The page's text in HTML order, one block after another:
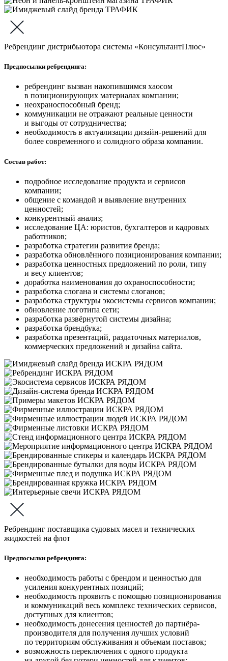
Ребрендинг дистрибьютора системы «КонсультантПлюс»
Предпосылки ребрендинга:
ребрендинг вызван накопившимся хаосом
в позиционирующих материалах компании;
неохраноспособный бренд;
коммуникации не отражают реальные ценности
и выгоды от сотрудничества;
необходимость в актуализации дизайн-решений для
более современного и солидного образа компании.
Состав работ:
подробное исследование продукта и сервисов
компании;
общение с командой и выявление внутренних
ценностей;
конкурентный анализ;
исследование ЦА: юристов, бухгалтеров и кадровых
работников;
разработка стратегии развития бренда;
разработка обновлённого позиционирования компании;
разработка ценностных предложений по роли, типу
и весу клиентов;
доработка наименования до охраноспособности;
разработка слогана и системы слоганов;
разработка структуры экосистемы сервисов компании;
обновление логотипа сети;
разработка развёрнутой системы дизайна;
разработка брендбука;
разработка презентаций, раздаточных материалов,
коммерческих предложений и дизайна сайта.
Ребрендинг поставщика судовых масел и технических
жидкостей на флот
Предпосылки ребрендинга:
необходимость работы с брендом и ценностью для
усиления конкурентных позиций;
необходимость проявить с помощью позиционирования
и коммуникаций весь комплекс технических сервисов,
доступных для клиентов;
необходимость донесения ценностей до партнёра-
производителя для получения лучших условий
по территориям обслуживания и объемам поставок;
возможность переключения с одного продукта